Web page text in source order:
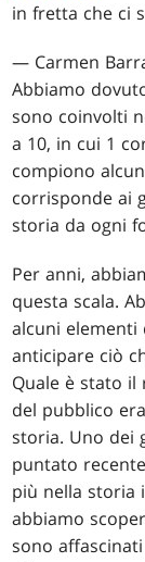
in fretta che ci
— Carmen
Abbiamo
sono coinvolti
a 10, in cui 1
compiono
corrisponde ai
storia da ogni
Per anni,
questa scala.
alcuni
anticipare ciò
Quale è stato il
del pubblico
storia. Uno dei
puntato
più nella storia
abbiamo
sono